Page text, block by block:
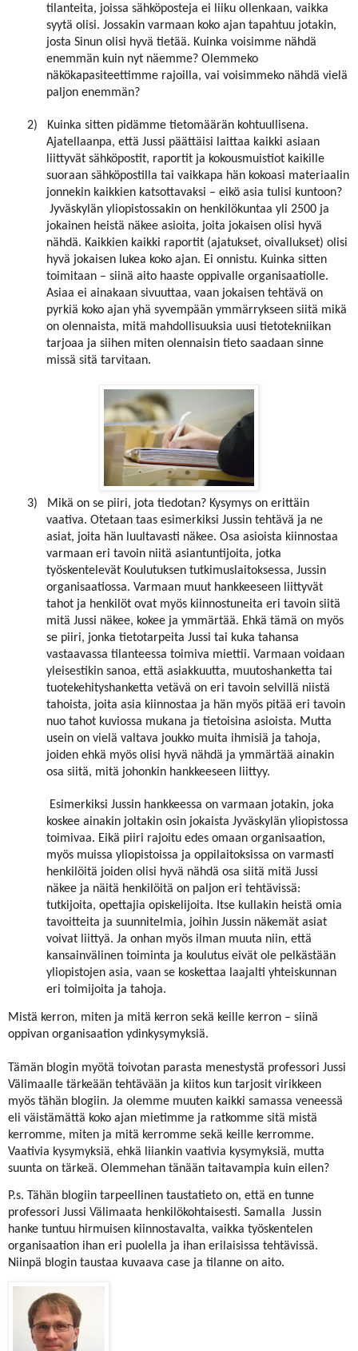
tilanteita, joissa sähköposteja ei liiku ollenkaan, vaikka
syytä olisi. Jossakin varmaan koko ajan tapahtuu jotakin,
josta Sinun olisi hyvä tietää. Kuinka voisimme nähdä
enemmän kuin nyt näemme? Olemmeko
näkökapasiteettimme rajoilla, vai voisimmeko nähdä vielä
paljon enemmän?
2)
Kuinka sitten pidämme tietomäärän kohtuullisena.
Ajatellaanpa, että Jussi päättäisi laittaa kaikki asiaan
liittyvät sähköpostit, raportit ja kokousmuistiot kaikille
suoraan sähköpostilla tai vaikkapa hän kokoasi materiaalin
jonnekin kaikkien katsottavaksi – eikö asia tulisi kuntoon?
Jyväskylän yliopistossakin on henkilökuntaa yli 2500 ja
jokainen heistä näkee asioita, joita jokaisen olisi hyvä
nähdä. Kaikkien kaikki raportit (ajatukset, oivallukset) olisi
hyvä jokaisen lukea koko ajan. Ei onnistu. Kuinka sitten
toimitaan – siinä aito haaste oppivalle organisaatiolle.
Asiaa ei ainakaan sivuuttaa, vaan jokaisen tehtävä on
pyrkiä koko ajan yhä syvempään ymmärrykseen siitä mikä
on olennaista, mitä mahdollisuuksia uusi tietotekniikan
tarjoaa ja siihen miten olennaisin tieto saadaan sinne
missä sitä tarvitaan.
3)
Mikä on se piiri, jota tiedotan? Kysymys on erittäin
vaativa. Otetaan taas esimerkiksi Jussin tehtävä ja ne
asiat, joita hän luultavasti näkee. Osa asioista kiinnostaa
varmaan eri tavoin niitä asiantuntijoita, jotka
työskentelevät Koulutuksen tutkimuslaitoksessa, Jussin
organisaatiossa. Varmaan muut hankkeeseen liittyvät
tahot ja henkilöt ovat myös kiinnostuneita eri tavoin siitä
mitä Jussi näkee, kokee ja ymmärtää. Ehkä tämä on myös
se piiri, jonka tietotarpeita Jussi tai kuka tahansa
vastaavassa tilanteessa toimiva miettii. Varmaan voidaan
yleisestikin sanoa, että asiakkuutta, muutoshanketta tai
tuotekehityshanketta vetävä on eri tavoin selvillä niistä
tahoista, joita asia kiinnostaa ja hän myös pitää eri tavoin
nuo tahot kuviossa mukana ja tietoisina asioista. Mutta
usein on vielä valtava joukko muita ihmisiä ja tahoja,
joiden ehkä myös olisi hyvä nähdä ja ymmärtää ainakin
osa siitä, mitä johonkin hankkeeseen liittyy.
Esimerkiksi Jussin hankkeessa on varmaan jotakin, joka
koskee ainakin joltakin osin jokaista Jyväskylän yliopistossa
toimivaa. Eikä piiri rajoitu edes omaan organisaation,
myös muissa yliopistoissa ja oppilaitoksissa on varmasti
henkilöitä joiden olisi hyvä nähdä osa siitä mitä Jussi
näkee ja näitä henkilöitä on paljon eri tehtävissä:
tutkijoita, opettajia opiskelijoita. Itse kullakin heistä omia
tavoitteita ja suunnitelmia, joihin Jussin näkemät asiat
voivat liittyä. Ja onhan myös ilman muuta niin, että
kansainvälinen toiminta ja koulutus eivät ole pelkästään
yliopistojen asia, vaan se koskettaa laajalti yhteiskunnan
eri toimijoita ja tahoja.
Mistä kerron, miten ja mitä kerron sekä keille kerron – siinä
oppivan organisaation ydinkysymyksiä.
Tämän blogin myötä toivotan parasta menestystä professori Jussi
Välimaalle tärkeään tehtävään ja kiitos kun tarjosit virikkeen
myös tähän blogiin. Ja olemme muuten kaikki samassa veneessä
eli väistämättä koko ajan mietimme ja ratkomme sitä mistä
kerromme, miten ja mitä kerromme sekä keille kerromme.
Vaativia kysymyksiä, ehkä liiankin vaativia kysymyksiä, mutta
suunta on tärkeä. Olemmehan tänään taitavampia kuin eilen?
P.s. Tähän blogiin tarpeellinen taustatieto on, että en tunne
professori Jussi Välimaata henkilökohtaisesti. Samalla Jussin
hanke tuntuu hirmuisen kiinnostavalta, vaikka työskentelen
organisaation ihan eri puolella ja ihan erilaisissa tehtävissä.
Niinpä blogin taustaa kuvaava case ja tilanne on aito.